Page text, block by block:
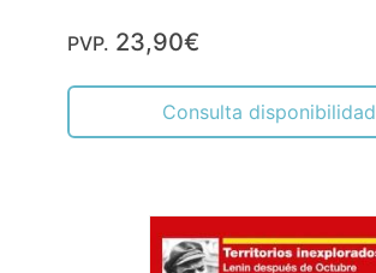
PVP. 23,90€
Consulta disponibilidad